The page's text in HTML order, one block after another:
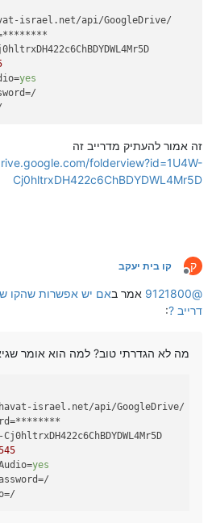
israel.net/api/GoogleDrive/
yes
זה אמור להעתיק מדרייב זה
folderview?id=1U4W-
Cj0hltrxDH422c6ChBDYDWL4Mr5D
ק
מנותק
קו בית יעקב
@
9121800 אמר באם יש אפשרות שהקו
דרייב ?:
מה לא הגדרתי טוב? למה הוא אומר
israel.net/api/GoogleDrive/
Cj0hltrxDH422c6ChBDYDWL4Mr5D
yes